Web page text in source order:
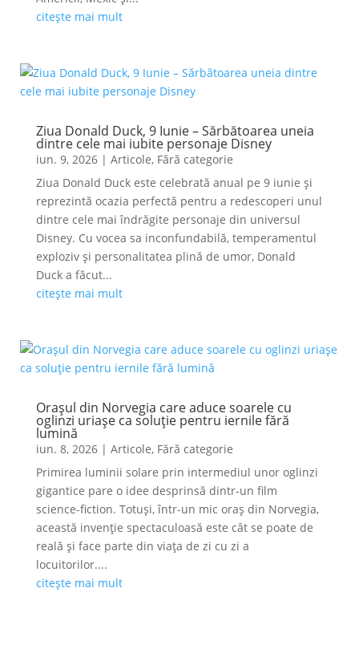
citește mai mult
Ziua Donald Duck, 9 Iunie – Sărbătoarea uneia
dintre cele mai iubite personaje Disney
iun. 9, 2026| Articole, Fără categorie
Ziua Donald Duck este celebrată anual pe 9 iunie și
reprezintă ocazia perfectă pentru a redescoperi unul
dintre cele mai îndrăgite personaje din universul
Disney. Cu vocea sa inconfundabilă, temperamentul
exploziv și personalitatea plină de umor, Donald
Duck a făcut...
citește mai mult
Orașul din Norvegia care aduce soarele cu
oglinzi uriașe ca soluție pentru iernile fără
lumină
iun. 8, 2026| Articole, Fără categorie
Primirea luminii solare prin intermediul unor oglinzi
gigantice pare o idee desprinsă dintr-un film
science-fiction. Totuși, într-un mic oraș din Norvegia,
această invenție spectaculoasă este cât se poate de
reală și face parte din viața de zi cu zi a
locuitorilor....
citește mai mult